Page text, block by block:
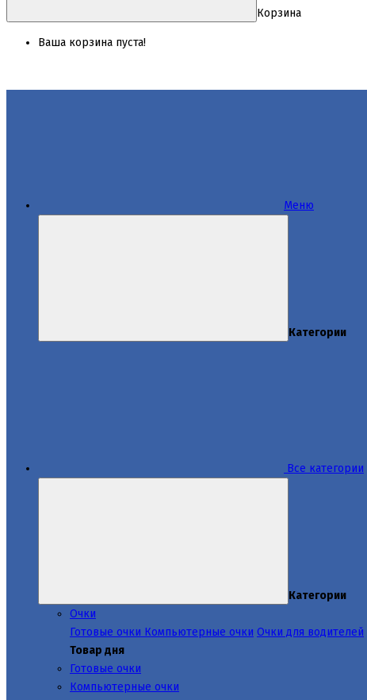
Корзина
Ваша корзина пуста!
Меню
Категории
Все категории
Категории
Очки
Готовые очки Компьютерные очки Очки для водителей
Товар дня
Готовые очки
Компьютерные очки